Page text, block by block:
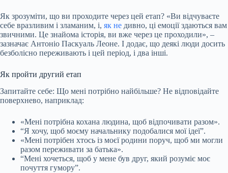
Як зрозуміти, що ви проходите через цей етап? «Ви відчуваєте
себе вразливим і зламаним, і, як не дивно, ці емоції здаються вам
звичними. Це знайома історія, ви вже через це проходили», –
зазначає Антоніо Паскуаль Леоне. І додає, що деякі люди досить
безболісно переживають і цей період, і два інші.
Як пройти другий етап
Запитайте себе: Що мені потрібно найбільше? Не відповідайте
поверхнево, наприклад:
«Мені потрібна кохана людина, щоб відпочивати разом».
“Я хочу, щоб моєму начальнику подобалися мої ідеї”.
«Мені потрібен хтось із моєї родини поруч, щоб ми могли
разом переживати за батька».
“Мені хочеться, щоб у мене був друг, який розуміє моє
почуття гумору”.